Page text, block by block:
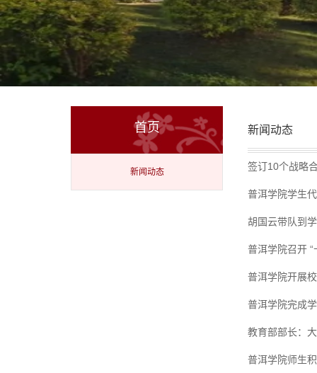
首页
新闻动态
新闻动态
签订10个战略
普洱学院学生
胡国云带队到
普洱学院召开
普洱学院开展
普洱学院完成
教育部部长：
普洱学院师生